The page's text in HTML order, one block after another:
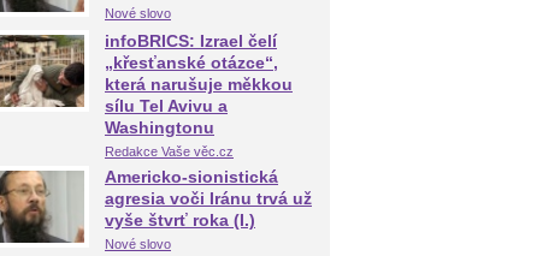
Nové slovo
infoBRICS: Izrael čelí
„křesťanské otázce“,
která narušuje měkkou
sílu Tel Avivu a
Washingtonu
Redakce Vaše věc.cz
Americko-sionistická
agresia voči Iránu trvá už
vyše štvrť roka (I.)
Nové slovo